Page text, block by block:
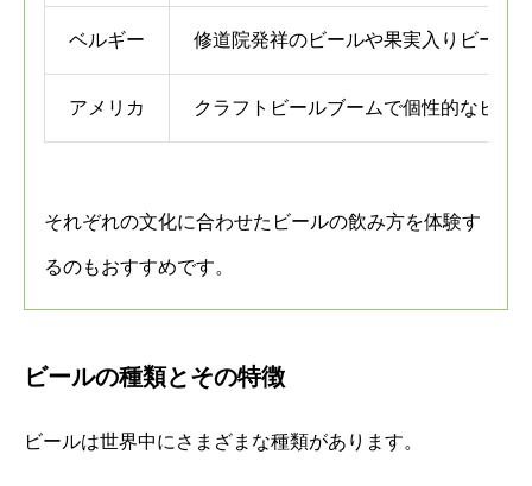
ベルギー 修道院発祥のビールや果実入りビール
アメリカ クラフトビールブームで個性的なビー
それぞれの文化に合わせたビールの飲み方を体験す
るのもおすすめです。
ビールの種類とその特徴
ビールは世界中にさまざまな種類があります。